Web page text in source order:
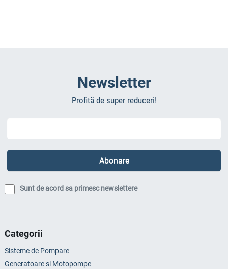
Newsletter
Profită de super reduceri!
Sunt de acord sa primesc newslettere
Categorii
Sisteme de Pompare
Generatoare si Motopompe